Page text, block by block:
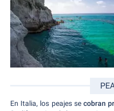
En Italia, los peajes secobran